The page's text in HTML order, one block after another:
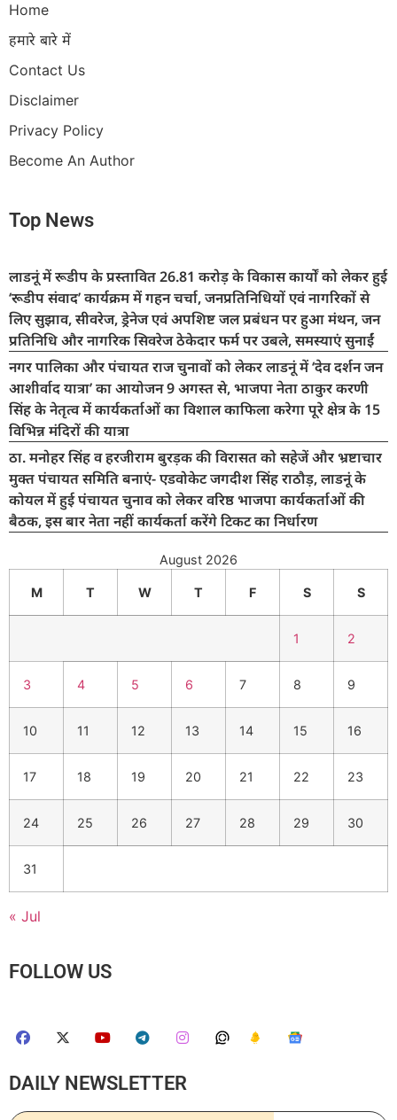
Home
हमारे बारे में
Contact Us
Disclaimer
Privacy Policy
Become An Author
Top News
लाडनूं में रूडीप के प्रस्तावित 26.81 करोड़ के विकास कार्यों को लेकर हुई
‘रूडीप संवाद’ कार्यक्रम में गहन चर्चा, जनप्रतिनिधियों एवं नागरिकों से
लिए सुझाव, सीवरेज, ड्रेनेज एवं अपशिष्ट जल प्रबंधन पर हुआ मंथन, जन
प्रतिनिधि और नागरिक सिवरेज ठेकेदार फर्म पर उबले, समस्याएं सुनाईं
नगर पालिका और पंचायत राज चुनावों को लेकर लाडनूं में ‘देव दर्शन जन
आशीर्वाद यात्रा’ का आयोजन 9 अगस्त से, भाजपा नेता ठाकुर करणी
सिंह के नेतृत्व में कार्यकर्ताओं का विशाल काफिला करेगा पूरे क्षेत्र के 15
विभिन्न मंदिरों की यात्रा
ठा. मनोहर सिंह व हरजीराम बुरड़क की विरासत को सहेजें और भ्रष्टाचार
मुक्त पंचायत समिति बनाएं- एडवोकेट जगदीश सिंह राठौड़, लाडनूं के
कोयल में हुई पंचायत चुनाव को लेकर वरिष्ठ भाजपा कार्यकर्ताओं की
बैठक, इस बार नेता नहीं कार्यकर्ता करेंगे टिकट का निर्धारण
August 2026
M T W T F S S
1 2
3 4 5 6 7 8 9
10 11 12 13 14 15 16
17 18 19 20 21 22 23
24 25 26 27 28 29 30
31
« Jul
FOLLOW US
DAILY NEWSLETTER